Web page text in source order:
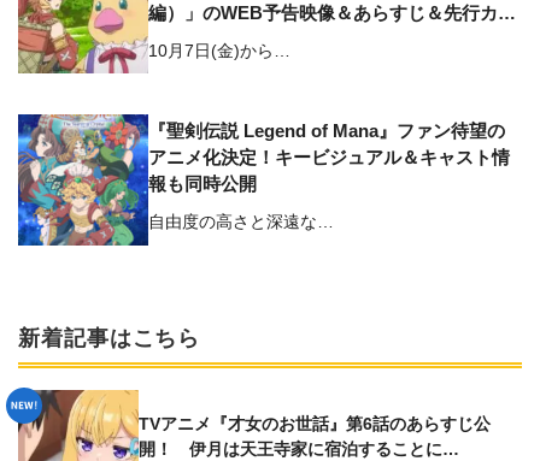
編）」のWEB予告映像＆あらすじ＆先行カッ
トが公開！ 無料のオンライン展示会もスタ
ート!!
10月7日(金)から…
『聖剣伝説 Legend of Mana』ファン待望の
アニメ化決定！キービジュアル＆キャスト情
報も同時公開
自由度の高さと深遠な…
新着記事はこちら
TVアニメ『才女のお世話』第6話のあらすじ公
開！ 伊月は天王寺家に宿泊することに…